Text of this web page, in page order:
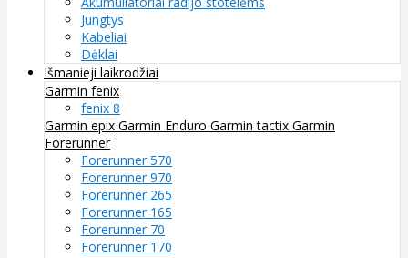
Jungtys
Kabeliai
Dėklai
Išmanieji laikrodžiai
Garmin fenix
fenix 8
Garmin epix Garmin Enduro Garmin tactix Garmin
Forerunner
Forerunner 570
Forerunner 970
Forerunner 265
Forerunner 165
Forerunner 70
Forerunner 170